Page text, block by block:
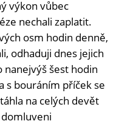
výkon vůbec
nechali zaplatit.
osm hodin denně,
odhaduji dnes jejich
nanejvýš šest hodin
s bouráním příček se
na celých devět